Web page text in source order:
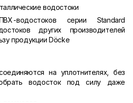
водостоки
водостоков серии Standard
других производителей
продукции Döcke
на уплотнителях, без
водосток под силу даже